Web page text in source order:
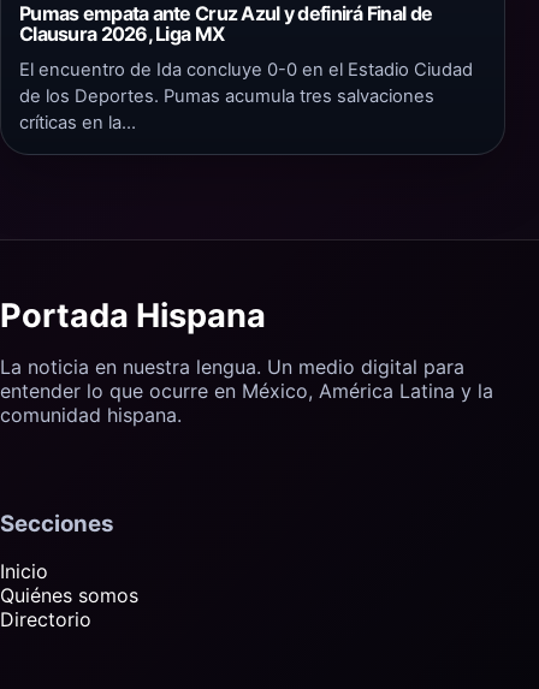
Pumas empata ante Cruz Azul y definirá Final de
Clausura 2026, Liga MX
El encuentro de Ida concluye 0-0 en el Estadio Ciudad
de los Deportes. Pumas acumula tres salvaciones
críticas en la…
Portada Hispana
La noticia en nuestra lengua. Un medio digital para
entender lo que ocurre en México, América Latina y la
comunidad hispana.
Secciones
Inicio
Quiénes somos
Directorio